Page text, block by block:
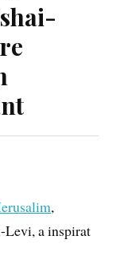
,
Levi, a inspirat